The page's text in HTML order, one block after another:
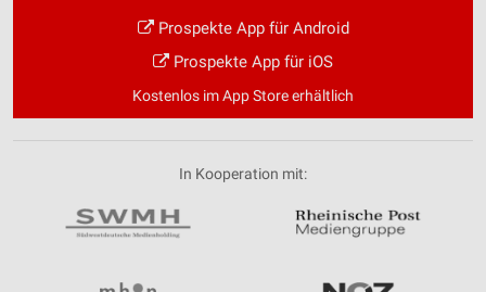
Prospekte App für Android
Prospekte App für iOS
Kostenlos im App Store erhältlich
In Kooperation mit: